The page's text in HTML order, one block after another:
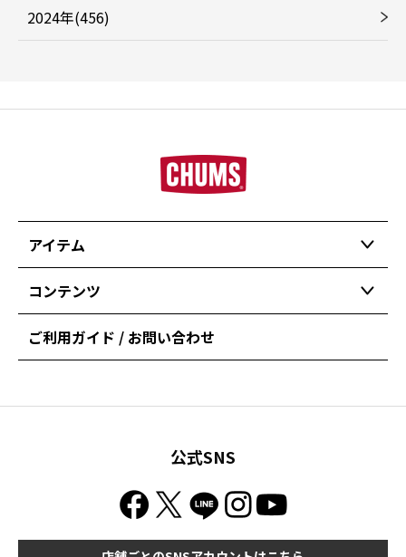
2024年(456)
アイテム
コンテンツ
ご利用ガイド / お問い合わせ
公式SNS